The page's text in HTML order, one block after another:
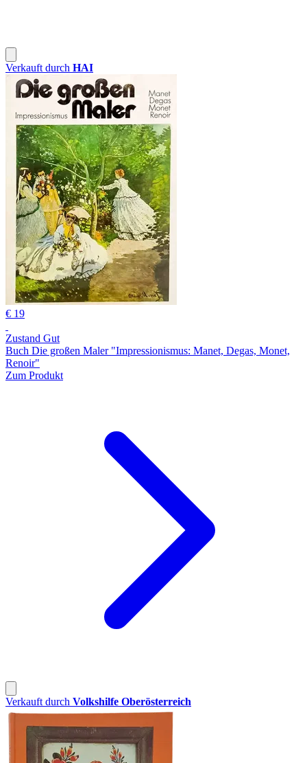
Verkauft durch HAI
€ 19
Zustand Gut
Buch Die großen Maler "Impressionismus: Manet, Degas, Monet,
Renoir"
Zum Produkt
Verkauft durch Volkshilfe Oberösterreich